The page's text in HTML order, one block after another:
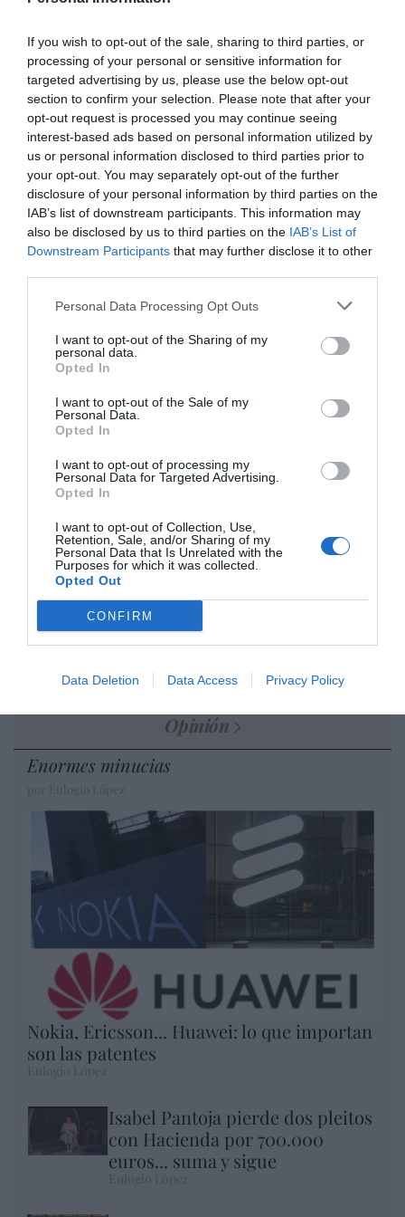
If you wish to opt-out of the sale, sharing to third parties, or
processing of your personal or sensitive information for
targeted advertising by us, please use the below opt-out
section to confirm your selection. Please note that after your
opt-out request is processed you may continue seeing
interest-based ads based on personal information utilized by
us or personal information disclosed to third parties prior to
your opt-out. You may separately opt-out of the further
disclosure of your personal information by third parties on the
IAB’s list of downstream participants. This information may
also be disclosed by us to third parties on the IAB’s List of
Downstream Participants that may further disclose it to other
Personal Data Processing Opt Outs
I want to opt-out of the Sharing of my
personal data.
Opted In
I want to opt-out of the Sale of my
Personal Data.
Opted In
I want to opt-out of processing my
Personal Data for Targeted Advertising.
Opted In
I want to opt-out of Collection, Use,
Retention, Sale, and/or Sharing of my
Personal Data that Is Unrelated with the
Purposes for which it was collected.
Opted Out
CONFIRM
Data Deletion Data Access Privacy Policy
J. R. Pablos 09/08/26 06:00
INTERNACIONAL
Primarias presidenciales demócratas 2028. El
icono LGTBIQ+ Pete Buttigieg regresa a
escena y lo hace con las peores propuestas de
Biden
Ignacio Aguirre 09/08/26 06:00
SOCIEDAD
Los cambios del Papa León XIV: lentos pero
acertados
Marcelo Gullo: “El trabajo de desmitificar la
desmontar la falsificación, es un trabajo
cristiano"
por Hispanidad
Artículos anteriores
DIARIO DE LA CORRUPCIÓN SANCHISTA
Diario de la corrupción sanchista. Hazte
Oír se manifiesta delante de La Mareta:
“Pedro Sánchez es un criminal”
Artículos anteriores
Opinión
Enormes minucias
Nokia, Ericsson... Huawei: lo que importan
son las patentes
Isabel Pantoja pierde dos pleitos
con Hacienda por 700.000
euros... suma y sigue